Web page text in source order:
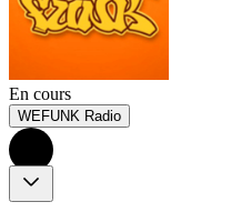
En cours
WEFUNK Radio